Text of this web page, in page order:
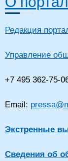
Редакция
Управление
+7 495 362-75-
Email:
Экстренные
Сведения об